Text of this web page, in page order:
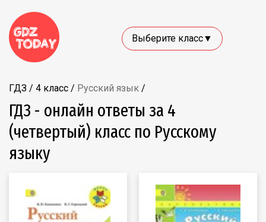
Выберите класс▼
ГДЗ / 4 класс / Русский язык /
ГДЗ - онлайн ответы за 4
(четвертый) класс по Русскому
языку